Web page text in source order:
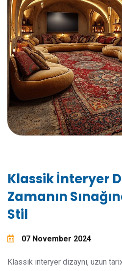
Klassik İnteryer
Zamanın
Stil
07 November 2024
Klassik interyer dizaynı, uzun